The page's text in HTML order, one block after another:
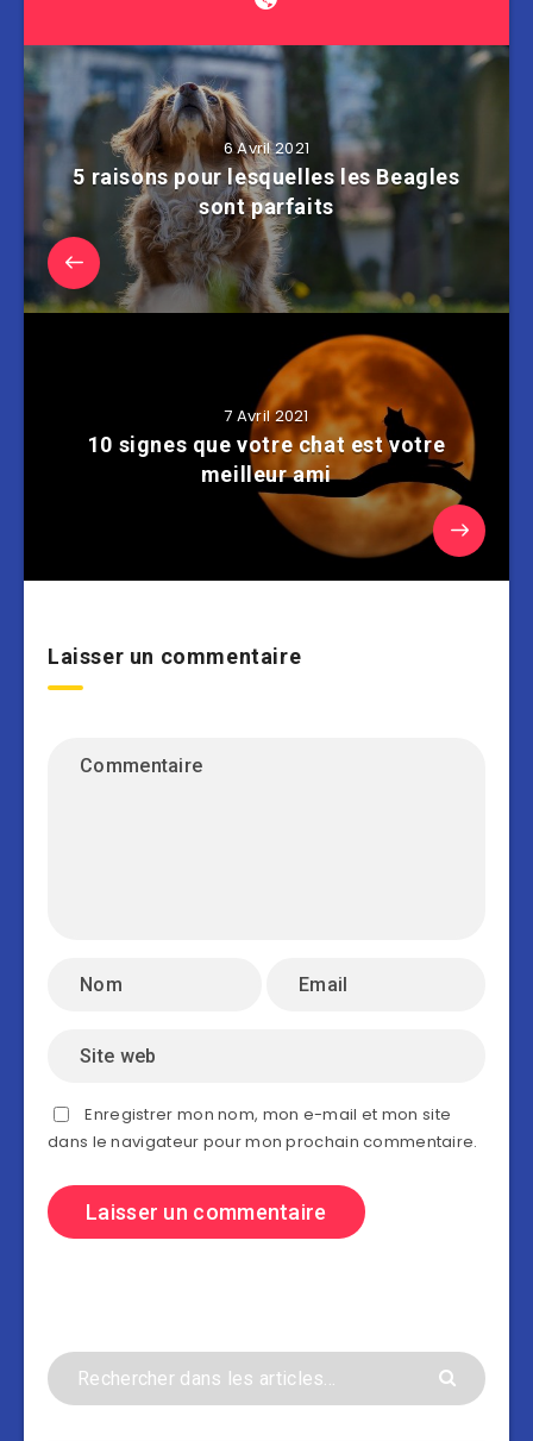
6 Avril 2021
5 raisons pour lesquelles les Beagles
sont parfaits
7 Avril 2021
10 signes que votre chat est votre
meilleur ami
Laisser un commentaire
Enregistrer mon nom, mon e-mail et mon site
dans le navigateur pour mon prochain commentaire.